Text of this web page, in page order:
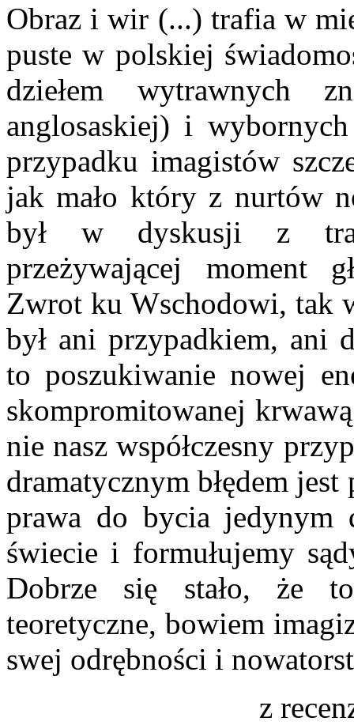
Obraz i wir (...) trafia w
puste w polskiej
dziełem wytrawnych
anglosaskiej) i
przypadku imagistów
jak mało który z nurtów
był w dyskusji z
przeżywającej moment
Zwrot ku Wschodowi, tak
był ani przypadkiem, ani
to poszukiwanie nowej
skompromitowanej
nie nasz współczesny
dramatycznym błędem
prawa do bycia
świecie i formułujemy
Dobrze się stało, że
teoretyczne, bowiem
swej odrębności i
z